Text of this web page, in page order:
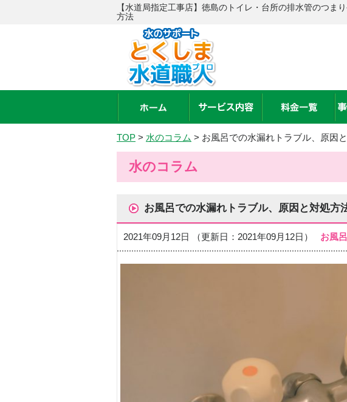
【水道局指定工事店】徳島のトイレ・台所の排水管のつ
方法
TOP > 水のコラム > お風呂での水漏れトラブル、原因
水のコラム
お風呂での水漏れトラブル、原因と対処方
2021年09月12日 （更新日：2021年09月12日） お風